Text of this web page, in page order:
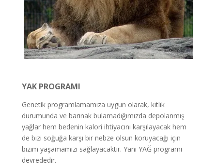
YAK PROGRAMI
Genetik programlamamıza uygun olarak, kıtlık
durumunda ve barınak bulamadığımızda depolanmış
yağlar hem bedenin kalori ihtiyacını karşılayacak hem
de bizi soğuğa karşı bir nebze olsun koruyacağı için
bizim yaşamamızı sağlayacaktır. Yani YAĞ programı
devrededir.